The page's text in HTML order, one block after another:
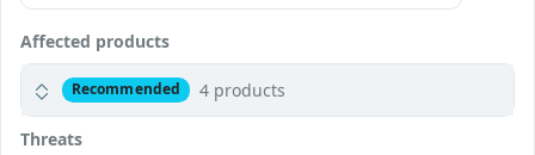
Affected products
Recommended 4 products
Threats